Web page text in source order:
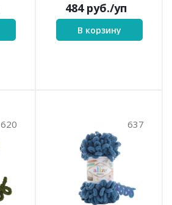
484руб./уп
В корзину
620 637